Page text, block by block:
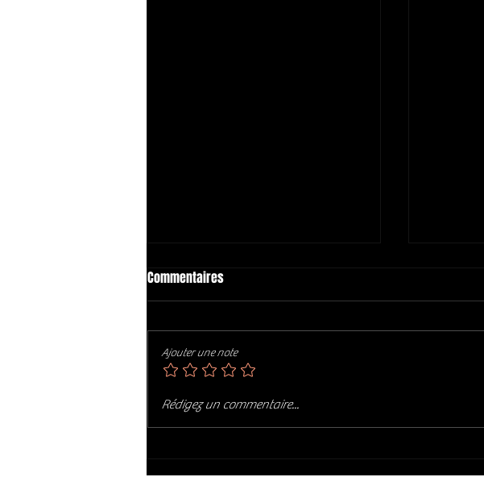
CATHY LEMONS : une chanteuse
géniale où l'émotion prime sur la
Rory
Commentaires
Ajouter une note
Rédigez un commentaire...